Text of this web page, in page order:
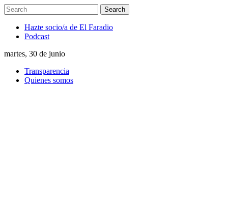
Hazte socio/a de El Faradio
Podcast
martes, 30 de junio
Transparencia
Quienes somos